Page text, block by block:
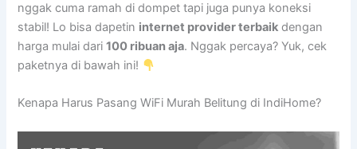
nggak cuma ramah di dompet tapi juga punya koneksi
stabil! Lo bisa dapetin internet provider terbaik dengan
harga mulai dari100 ribuan aja. Nggak percaya? Yuk, cek
paketnya di bawah ini!
Kenapa Harus Pasang WiFi Murah Belitung di IndiHome?